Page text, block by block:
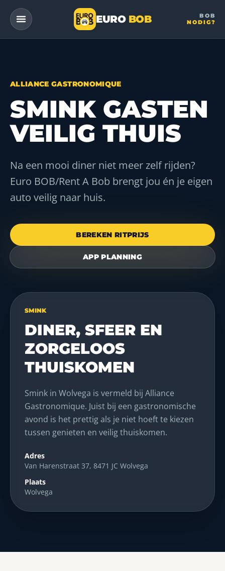
EURO BOB
— a DriveMe company
BOB
NODIG?
ALLIANCE GASTRONOMIQUE
SMINK GASTEN
VEILIG THUIS
Na een mooi diner niet meer zelf rijden?
Euro BOB/Rent A Bob brengt jou én je eigen
auto veilig naar huis.
BEREKEN RITPRIJS
APP PLANNING
SMINK
DINER, SFEER EN
ZORGELOOS
THUISKOMEN
Smink in Wolvega is vermeld bij Alliance
Gastronomique. Juist bij een gastronomische
avond is het prettig als je niet hoeft te kiezen
tussen genieten en veilig thuiskomen.
Adres
Van Harenstraat 37, 8471 JC Wolvega
Plaats
Wolvega